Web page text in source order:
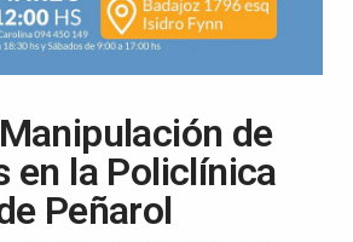
de
en la Policlínica
Peñarol